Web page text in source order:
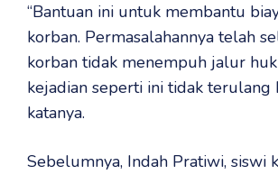
“Bantuan ini untuk membantu
korban. Permasalahannya telah
korban tidak menempuh jalur
kejadian seperti ini tidak terulang
katanya.
Sebelumnya, Indah Pratiwi, siswi